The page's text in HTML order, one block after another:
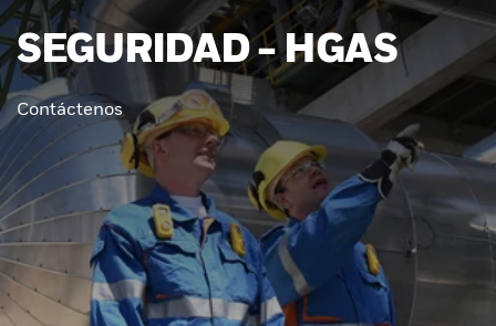
SEGURIDAD - HGAS
Contáctenos